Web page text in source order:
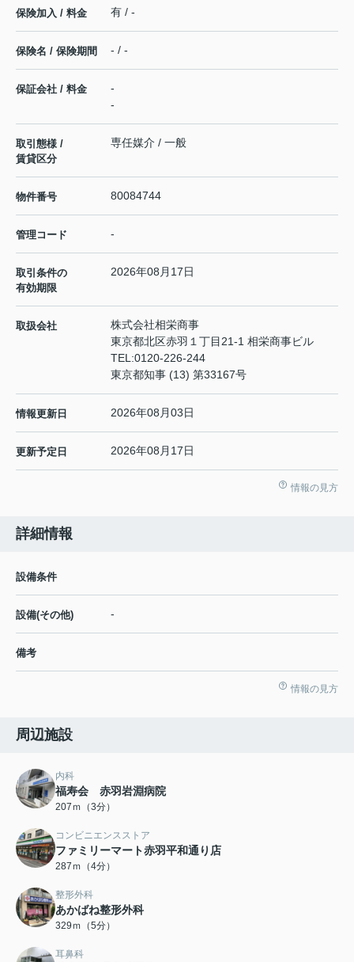
保険加入 / 料金 有 / -
保険名 / 保険期間 - / -
保証会社 / 料金
-
-
取引態様 /
賃貸区分
専任媒介 / 一般
物件番号 80084744
管理コード -
取引条件の
有効期限
2026年08月17日
取扱会社
株式会社相栄商事
東京都北区赤羽１丁目21-1 相栄商事ビル
TEL:0120-226-244
東京都知事 (13) 第33167号
情報更新日 2026年08月03日
更新予定日 2026年08月17日
情報の見方
詳細情報
設備条件
設備(その他) -
備考
情報の見方
周辺施設
内科
福寿会 赤羽岩淵病院
207ｍ（3分）
コンビニエンスストア
ファミリーマート赤羽平和通り店
287ｍ（4分）
整形外科
あかばね整形外科
329ｍ（5分）
耳鼻科